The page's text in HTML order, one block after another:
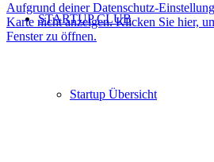
STARTUP CLUB
Startup Übersicht
Aufgrund deiner Datenschutz-
Karte nicht anzeigen. Klicken Sie hier,
Fenster zu öffnen.